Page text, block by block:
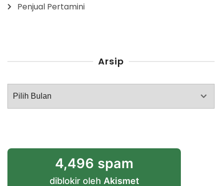
Penjual Pertamini
Arsip
Arsip
4,496 spam
diblokir oleh Akismet